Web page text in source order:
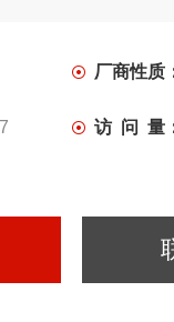
厂商性质
访 问 量